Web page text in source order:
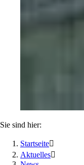
Sie sind hier:
Startseite
Aktuelles